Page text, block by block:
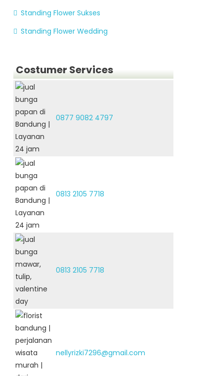
Standing Flower Sukses
Standing Flower Wedding
Costumer Services
0877 9082 4797
0813 2105 7718
0813 2105 7718
nellyrizki7296@gmail.com